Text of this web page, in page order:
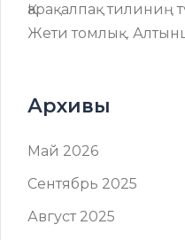
Қарақалпақ
Жети томлық.
Архивы
Май 2026
Сентябрь 2025
Август 2025